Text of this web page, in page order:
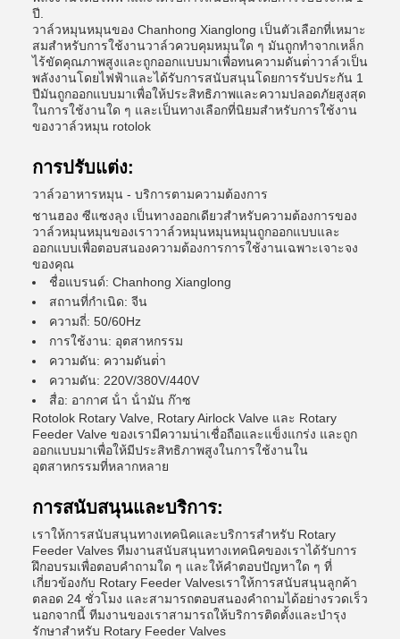
ปี.
วาล์วหมุนหมุนของ Chanhong Xianglong เป็นตัวเลือกที่เหมาะ
สมสําหรับการใช้งานวาล์วควบคุมหมุนใด ๆ มันถูกทําจากเหล็ก
ไร้ขัดคุณภาพสูงและถูกออกแบบมาเพื่อทนความดันต่ําวาล์วเป็น
พลังงานโดยไฟฟ้าและได้รับการสนับสนุนโดยการรับประกัน 1
ปีมันถูกออกแบบมาเพื่อให้ประสิทธิภาพและความปลอดภัยสูงสุด
ในการใช้งานใด ๆ และเป็นทางเลือกที่นิยมสําหรับการใช้งาน
ของวาล์วหมุน rotolok
การปรับแต่ง:
วาล์วอาหารหมุน - บริการตามความต้องการ
ชานฮอง ซีแซงลุง เป็นทางออกเดียวสําหรับความต้องการของ
วาล์วหมุนหมุนของเราวาล์วหมุนหมุนหมุนถูกออกแบบและ
ออกแบบเพื่อตอบสนองความต้องการการใช้งานเฉพาะเจาะจง
ของคุณ
ชื่อแบรนด์: Chanhong Xianglong
สถานที่กําเนิด: จีน
ความถี่: 50/60Hz
การใช้งาน: อุตสาหกรรม
ความดัน: ความดันต่ํา
ความดัน: 220V/380V/440V
สื่อ: อากาศ น้ํา น้ํามัน ก๊าซ
Rotolok Rotary Valve, Rotary Airlock Valve และ Rotary
Feeder Valve ของเรามีความน่าเชื่อถือและแข็งแกร่ง และถูก
ออกแบบมาเพื่อให้มีประสิทธิภาพสูงในการใช้งานใน
อุตสาหกรรมที่หลากหลาย
การสนับสนุนและบริการ:
เราให้การสนับสนุนทางเทคนิคและบริการสําหรับ Rotary
Feeder Valves ทีมงานสนับสนุนทางเทคนิคของเราได้รับการ
ฝึกอบรมเพื่อตอบคําถามใด ๆ และให้คําตอบปัญหาใด ๆ ที่
เกี่ยวข้องกับ Rotary Feeder Valvesเราให้การสนับสนุนลูกค้า
ตลอด 24 ชั่วโมง และสามารถตอบสนองคําถามได้อย่างรวดเร็ว
นอกจากนี้ ทีมงานของเราสามารถให้บริการติดตั้งและบํารุง
รักษาสําหรับ Rotary Feeder Valves